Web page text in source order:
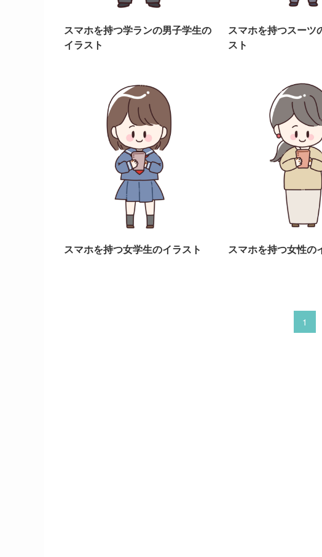
スマホを持つ学ランの男子学生の
イラスト
スマホを持つスーツ
スト
スマホを持つ女学生のイラスト スマホを持つ女性の
1